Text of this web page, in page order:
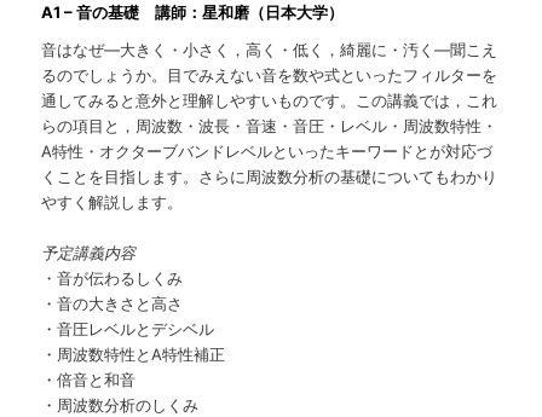
A1 – 音の基礎 講師：星和磨（日本大学）
音はなぜ―大きく・小さく，高く・低く，綺麗に・汚く―聞こえ
るのでしょうか。目でみえない音を数や式といったフィルターを
通してみると意外と理解しやすいものです。この講義では，これ
らの項目と，周波数・波長・音速・音圧・レベル・周波数特性・
A特性・オクターブバンドレベルといったキーワードとが対応づ
くことを目指します。さらに周波数分析の基礎についてもわかり
やすく解説します。
予定講義内容
・音が伝わるしくみ
・音の大きさと高さ
・音圧レベルとデシベル
・周波数特性とA特性補正
・倍音と和音
・周波数分析のしくみ